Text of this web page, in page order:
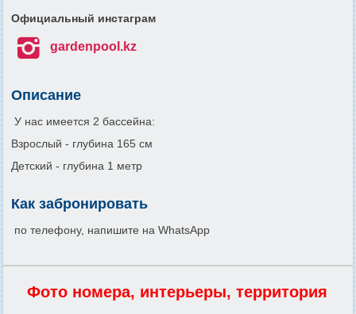
Официальный инстаграм
 gardenpool.kz
Описание
У нас имеется 2 бассейна:
Взрослый - глубина 165 см
Детский - глубина 1 метр
Как забронировать
по телефону, напишите на WhatsApp
Фото номера, интерьеры, территория